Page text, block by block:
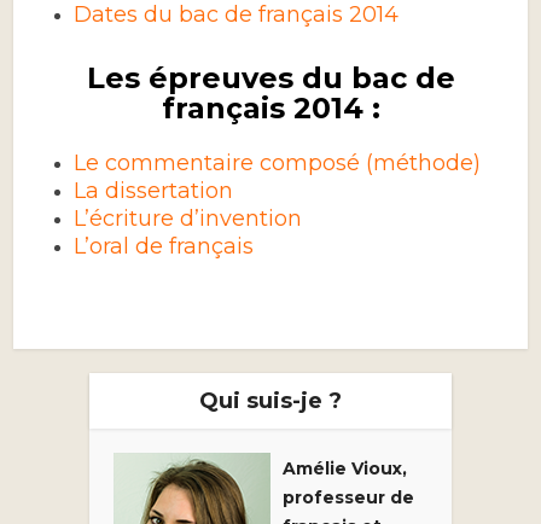
Dates du bac de français 2014
Les épreuves du bac de
français 2014 :
Le commentaire composé (méthode)
La dissertation
L’écriture d’invention
L’oral de français
Qui suis-je ?
Amélie Vioux,
professeur de